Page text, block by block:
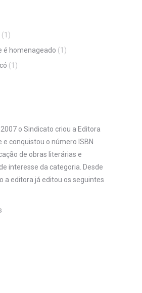
(1)
é homenageado (1)
(1)
2007 o Sindicato criou a Editora
e conquistou o número ISBN
de obras literárias e
interesse da categoria. Desde
a editora já editou os seguintes